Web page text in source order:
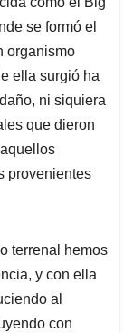
se formó el
organismo
ella surgió ha
ni siquiera
que dieron
provenientes
terrenal hemos
y con ella
al
con